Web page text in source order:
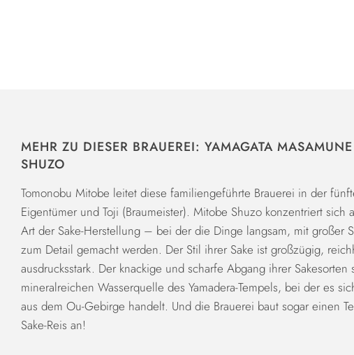
MEHR ZU DIESER BRAUEREI: YAMAGATA
SHUZO
Tomonobu Mitobe leitet diese familiengeführte Brauerei in der
Eigentümer und Toji (Braumeister). Mitobe Shuzo konzentriert sich
Art der Sake-Herstellung – bei der die Dinge langsam, mit großer
zum Detail gemacht werden. Der Stil ihrer Sake ist großzügig,
ausdrucksstark. Der knackige und scharfe Abgang ihrer Sakesorten
mineralreichen Wasserquelle des Yamadera-Tempels, bei der es
aus dem Ou-Gebirge handelt. Und die Brauerei baut sogar einen
Sake-Reis an!